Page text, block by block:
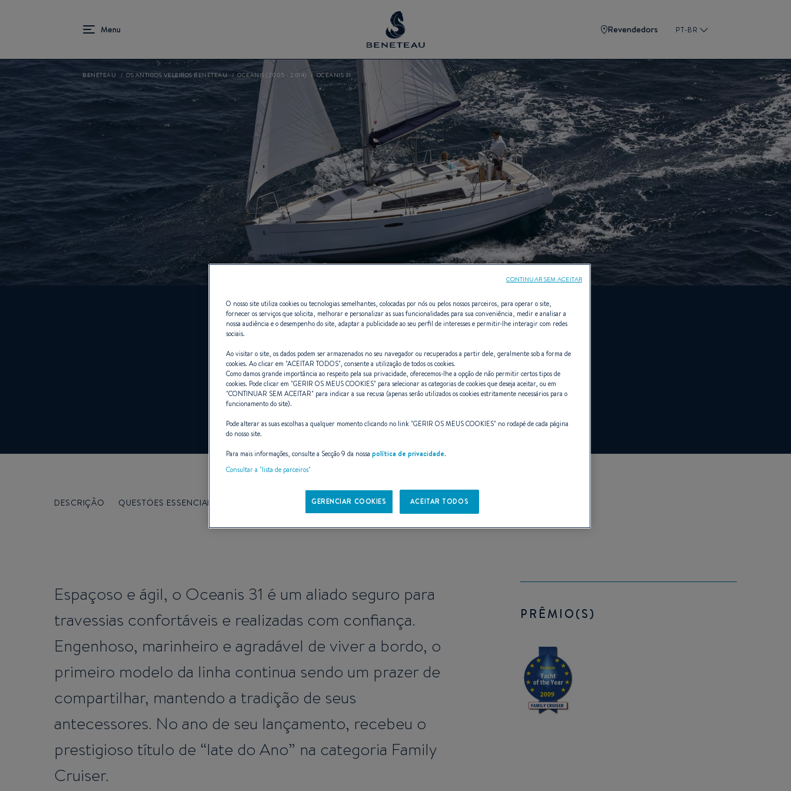
Revendedors PT-BR
BENETEAU OS ANTIGOS VELEIROS BENETEAU OCEANIS (2005 - 2014) OCEANIS 31
Oceanis 31
ESPAÇOSO E ÁGIL
DESCRIÇÃO QUESTÖES ESSENCIAIS ESPECIFICAÇÕES DISPOSIÇÃO
Espaçoso e ágil, o Oceanis 31 é um aliado seguro para
travessias confortáveis e realizadas com confiança.
Engenhoso, marinheiro e agradável de viver a bordo, o
primeiro modelo da linha continua sendo um prazer de
compartilhar, mantendo a tradição de seus
antecessores. No ano de seu lançamento, recebeu o
prestigioso título de “Iate do Ano” na categoria Family
Cruiser.
PRÊMIO(S)
O nosso site utiliza cookies ou tecnologias semelhantes, colocadas por nós ou pelos nossos parceiros, para operar o site,
fornecer os serviços que solicita, melhorar e personalizar as suas funcionalidades para sua conveniência, medir e analisar a
nossa audiência e o desempenho do site, adaptar a publicidade ao seu perfil de interesses e permitir-lhe interagir com redes
sociais.
Ao visitar o site, os dados podem ser armazenados no seu navegador ou recuperados a partir dele, geralmente sob a forma de
cookies. Ao clicar em "ACEITAR TODOS", consente a utilização de todos os cookies.
Como damos grande importância ao respeito pela sua privacidade, oferecemos-lhe a opção de não permitir certos tipos de
cookies. Pode clicar em "GERIR OS MEUS COOKIES" para selecionar as categorias de cookies que deseja aceitar, ou em
"CONTINUAR SEM ACEITAR" para indicar a sua recusa (apenas serão utilizados os cookies estritamente necessários para o
funcionamento do site).
Pode alterar as suas escolhas a qualquer momento clicando no link "GERIR OS MEUS COOKIES" no rodapé de cada página
do nosso site.
Para mais informações, consulte a Secção 9 da nossa política de privacidade.
Consultar a "lista de parceiros"
GERENCIAR COOKIES ACEITAR TODOS
CONTINUAR SEM ACEITAR